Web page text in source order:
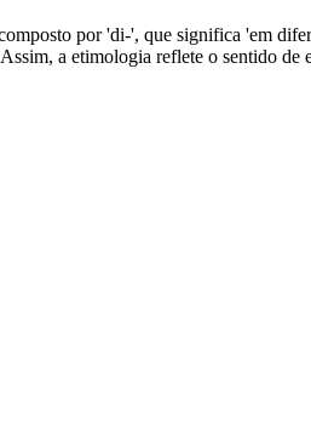
por 'di-', que significa 'em
a etimologia reflete o sentido de